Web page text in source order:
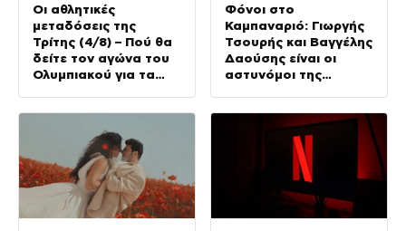
Οι αθλητικές
μεταδόσεις της
Τρίτης (4/8) – Πού θα
δείτε τον αγώνα του
Ολυμπιακού για τα
Φόνοι στο
Καμπαναριό: Γιωργής
Τσουρής και Βαγγέλης
Δαούσης είναι οι
αστυνόμοι της